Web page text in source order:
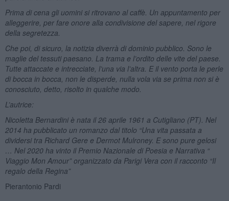
Prima di cena gli uomini si ritrovano al caffè. Un appuntamento per
alleggerire, per fare onore alla condivisione del sapere, nel rigore
della segretezza.
Che poi, di sicuro, la notizia diverrà di dominio pubblico. Sono le
maglie del tessuti paesano. La trama e l’ordito delle vite del paese.
Tutte attaccate e intrecciate, l’una via l’altra. E il vento porta le perle
di bocca in bocca, non le disperde, nulla vola via se prima non si è
conosciuto, detto, risolto in qualche modo.
L’autrice:
Nicoletta Bernardini è nata il 26 aprile 1961 a Cutigliano (PT). Nel
2014 ha pubblicato un romanzo dal titolo “Una vita passata a
dividersi tra Richard Gere e Dermot Mulroney. E sono pure gelosi
Nel 2020 ha vinto il Premio Nazionale di Poesia e Narrativa “
Viaggio Mon Amour” organizzato da Parigi Vera con il racconto “Il
regalo della Regina”
Pierantonio Pardi